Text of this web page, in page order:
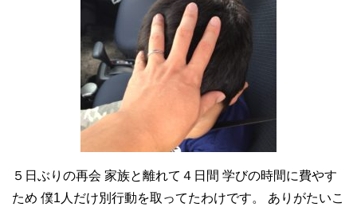
５日ぶりの再会 家族と離れて４日間 学びの時間に費やす
ため 僕1人だけ別行動を取ってたわけです。 ありがたいこ